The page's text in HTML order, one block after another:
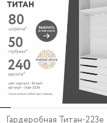
Гардеробная Титан-223e